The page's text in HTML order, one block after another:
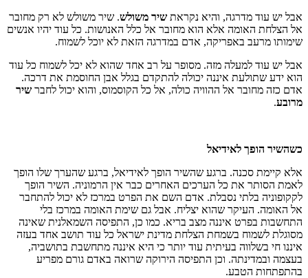
אבל יש עוד מדרגה, והיא נקראת שיר משולש. שיר משולש לא רק מחובר
אל הצלחת האומה אלא הוא מחובר אל כלל האנושות. כל עוד יהיו אנשים
שימותו מרעב באפריקה, אדם במדרגה הזאת לא יוכל לשמוח.
אבל יש עוד למעלה מזה. מסופר על רב אחד שהוא לא יכל לשמוח כל עוד
הוא ידע שתולעת איננה יכולה להתקדם בגלל אבן החוסמת את דרכה.
אדם כזה מחובר אל ההוויה כולה, אל כל הקוסמוס, והוא יכול לחבר שיר
מרובע.
כשהשיר הופך לאידיאל
אלא קיימת סכנה. ברגע שהשיר הופך לאידיאל, ברגע שהערך שלו הופך
לאמת הסותר את כל הערכים האחרים כבר אין הרמוניה. השיר הופך
לקקופוניה בלתי נסבלת. אדם השם את הפרט במרכז לא יכול להתחבר
אל האומה. העיקר שהוא יצליח. אבל גם שימת האומה במרכז בלי
התחשבות בפרט איננה מצב בריא. כמו כן, התפיסה השמאלנית שאינה
מסוגלת לשמוח בשמחת הצלחת מדינת ישראל כל עוד תושב אחד בעזה
איננו חי בשלווה בעיתית עוד יותר כי היא איננה מתחשבת בתושביה,
בעצמה ובמדינתה. וכן התפיסה הירוקה שרואה באדם גורם מפריע
בהתפתחות הטבע.